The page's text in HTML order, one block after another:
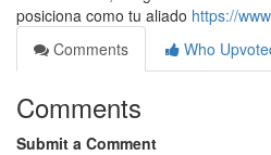
posiciona como tu aliado https://
Comments
Who
Comments
Submit a Comment